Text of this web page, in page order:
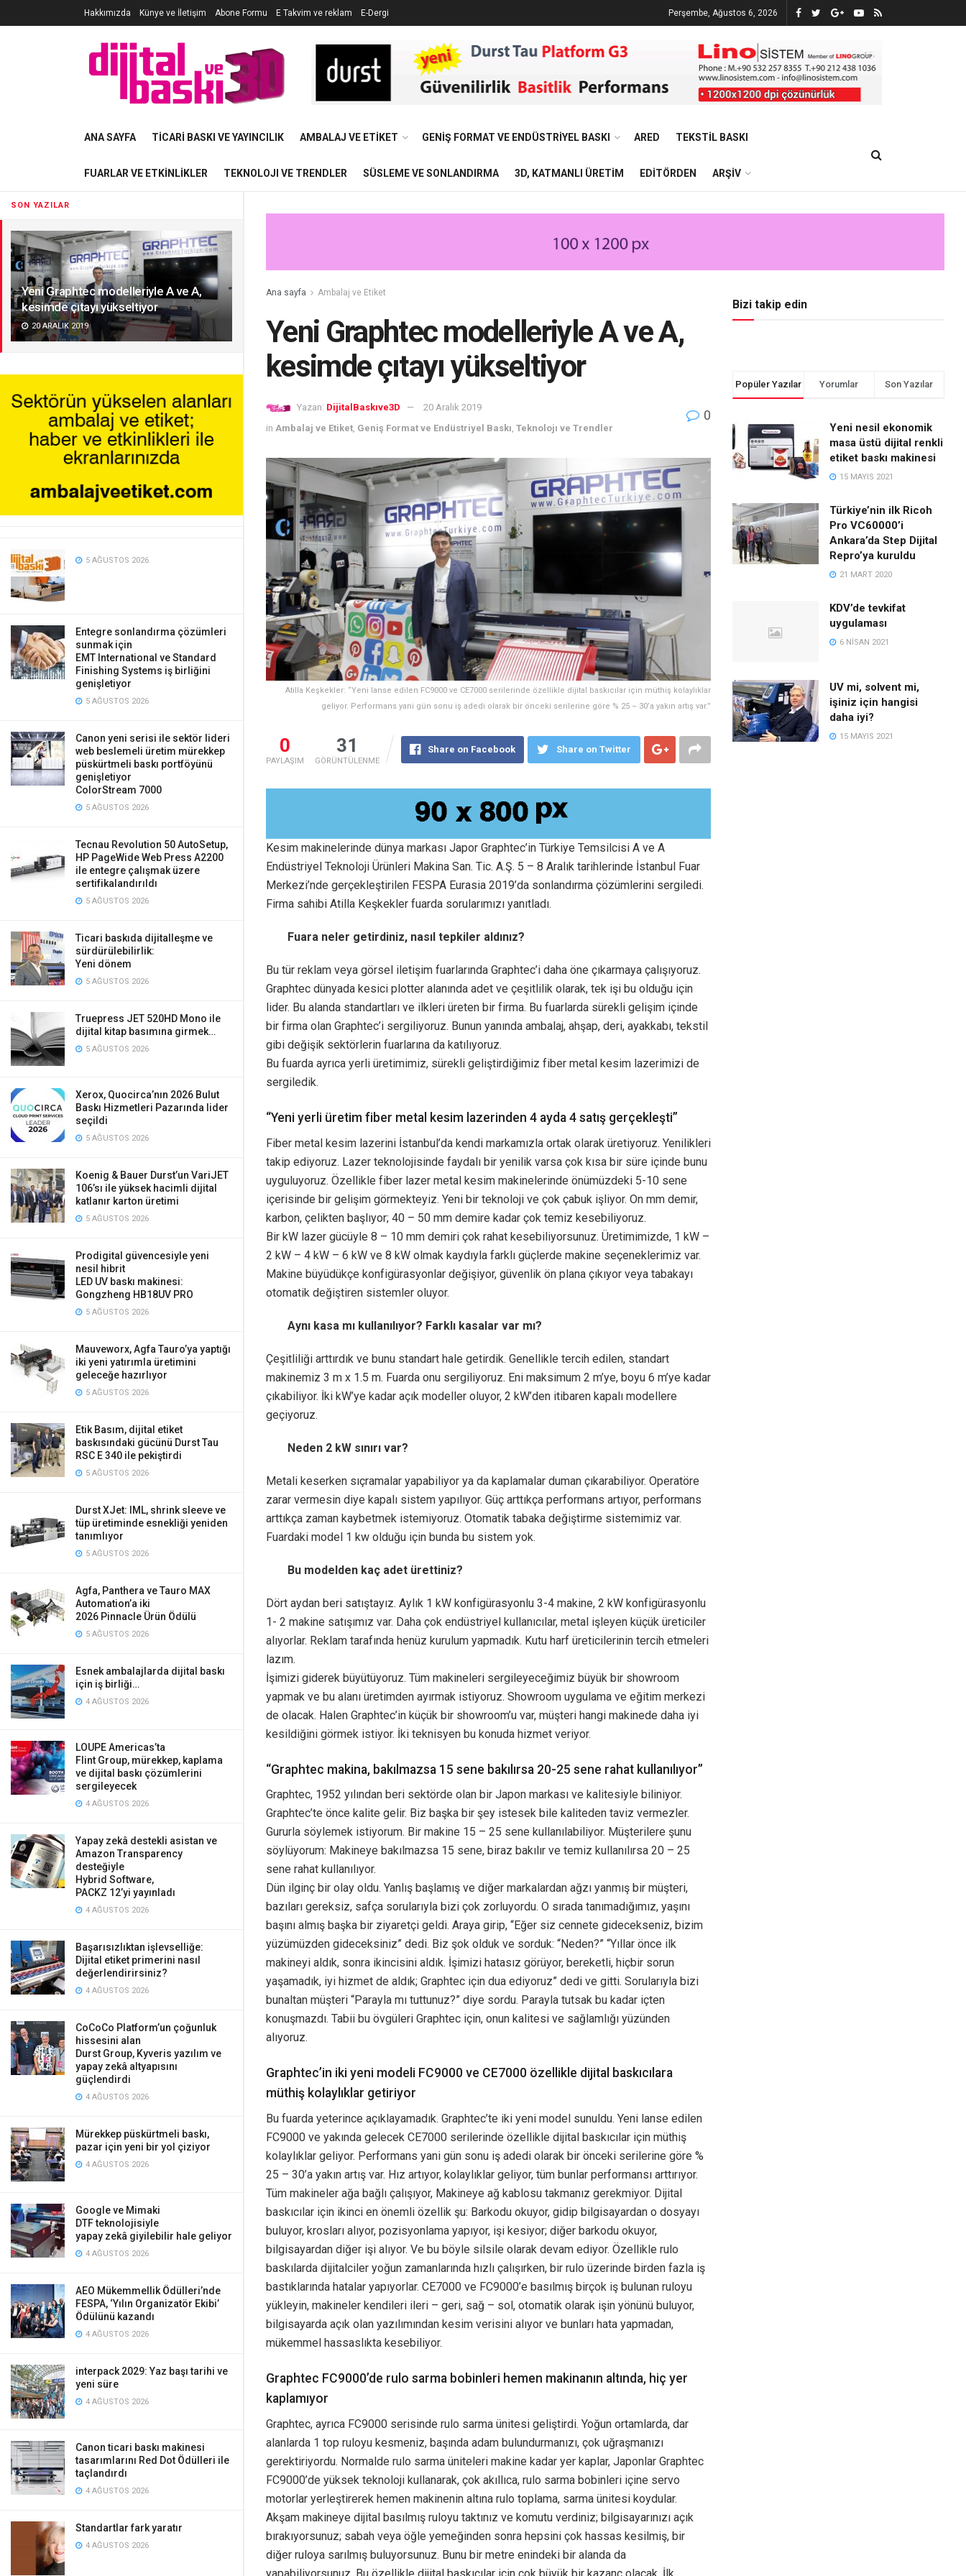
SON YAZILAR
Yeni Graphtec modelleriyle A ve A,
kesimde çıtayı yükseltiyor
20 ARALIK 2019
5 AĞUSTOS 2026
Entegre sonlandırma çözümleri
sunmak için
EMT International ve Standard
Finishing Systems iş birliğini
genişletiyor
5 AĞUSTOS 2026
Canon yeni serisi ile sektör lideri
web beslemeli üretim mürekkep
püskürtmeli baskı portföyünü
genişletiyor
ColorStream 7000
5 AĞUSTOS 2026
Tecnau Revolution 50 AutoSetup,
HP PageWide Web Press A2200
ile entegre çalışmak üzere
sertifikalandırıldı
5 AĞUSTOS 2026
Ticari baskıda dijitalleşme ve
sürdürülebilirlik:
Yeni dönem
5 AĞUSTOS 2026
Truepress JET 520HD Mono ile
dijital kitap basımına girmek…
5 AĞUSTOS 2026
Xerox, Quocirca’nın 2026 Bulut
Baskı Hizmetleri Pazarında lider
seçildi
5 AĞUSTOS 2026
Koenig & Bauer Durst’un VariJET
106’sı ile yüksek hacimli dijital
katlanır karton üretimi
5 AĞUSTOS 2026
Prodigital güvencesiyle yeni
nesil hibrit
LED UV baskı makinesi:
Gongzheng HB18UV PRO
5 AĞUSTOS 2026
Mauveworx, Agfa Tauro’ya yaptığı
iki yeni yatırımla üretimini
geleceğe hazırlıyor
5 AĞUSTOS 2026
Etik Basım, dijital etiket
baskısındaki gücünü Durst Tau
RSC E 340 ile pekiştirdi
5 AĞUSTOS 2026
Durst XJet: IML, shrink sleeve ve
tüp üretiminde esnekliği yeniden
tanımlıyor
5 AĞUSTOS 2026
Agfa, Panthera ve Tauro MAX
Automation’a iki
2026 Pinnacle Ürün Ödülü
5 AĞUSTOS 2026
Esnek ambalajlarda dijital baskı
için iş birliği…
4 AĞUSTOS 2026
LOUPE Americas’ta
Flint Group, mürekkep, kaplama
ve dijital baskı çözümlerini
sergileyecek
4 AĞUSTOS 2026
Yapay zekâ destekli asistan ve
Amazon Transparency
desteğiyle
Hybrid Software,
PACKZ 12’yi yayınladı
4 AĞUSTOS 2026
Başarısızlıktan işlevselliğe:
Dijital etiket primerini nasıl
değerlendirirsiniz?
4 AĞUSTOS 2026
CoCoCo Platform’un çoğunluk
hissesini alan
Durst Group, Kyveris yazılım ve
yapay zekâ altyapısını
güçlendirdi
4 AĞUSTOS 2026
Mürekkep püskürtmeli baskı,
pazar için yeni bir yol çiziyor
4 AĞUSTOS 2026
Google ve Mimaki
DTF teknolojisiyle
yapay zekâ giyilebilir hale geliyor
4 AĞUSTOS 2026
AEO Mükemmellik Ödülleri’nde
FESPA, ‘Yılın Organizatör Ekibi’
Ödülünü kazandı
4 AĞUSTOS 2026
interpack 2029: Yaz başı tarihi ve
yeni süre
4 AĞUSTOS 2026
Canon ticari baskı makinesi
tasarımlarını Red Dot Ödülleri ile
taçlandırdı
4 AĞUSTOS 2026
Standartlar fark yaratır
4 AĞUSTOS 2026
Hakkımızda Künye ve İletişim Abone Formu E Takvim ve reklam E-Dergi Perşembe, Ağustos 6, 2026
ANA SAYFA TICARI BASKI VE YAYINCILIK AMBALAJ VE ETIKET GENIŞ FORMAT VE ENDÜSTRIYEL BASKI ARED TEKSTIL BASKI
FUARLAR VE ETKINLIKLER TEKNOLOJI VE TRENDLER SÜSLEME VE SONLANDIRMA 3D, KATMANLI ÜRETIM EDITÖRDEN ARŞIV
Ana sayfa Ambalaj ve Etiket
Yeni Graphtec modelleriyle A ve A,
kesimde çıtayı yükseltiyor
Yazan: DijitalBaskıve3D
20 Aralık 2019
in Ambalaj ve Etiket, Geniş Format ve Endüstriyel Baskı, Teknolojı ve Trendler
0
Atilla Keşkekler: “Yeni lanse edilen FC9000 ve CE7000 serilerinde özellikle dijital baskıcılar için müthiş kolaylıklar
geliyor. Performans yani gün sonu iş adedi olarak bir önceki serilerine göre % 25 – 30’a yakın artış var.”
0
PAYLAŞIM
31
GÖRÜNTÜLENME
Share on Facebook Share on Twitter
Kesim makinelerinde dünya markası Japor Graphtec’in Türkiye Temsilcisi A ve A
Endüstriyel Teknoloji Ürünleri Makina San. Tic. A.Ş. 5 – 8 Aralık tarihlerinde İstanbul Fuar
Merkezi’nde gerçekleştirilen FESPA Eurasia 2019’da sonlandırma çözümlerini sergiledi.
Firma sahibi Atilla Keşkekler fuarda sorularımızı yanıtladı.
Fuara neler getirdiniz, nasıl tepkiler aldınız?
Bu tür reklam veya görsel iletişim fuarlarında Graphtec’i daha öne çıkarmaya çalışıyoruz.
Graphtec dünyada kesici plotter alanında adet ve çeşitlilik olarak, tek işi bu olduğu için
lider. Bu alanda standartları ve ilkleri üreten bir firma. Bu fuarlarda sürekli gelişim içinde
bir firma olan Graphtec’i sergiliyoruz. Bunun yanında ambalaj, ahşap, deri, ayakkabı, tekstil
gibi değişik sektörlerin fuarlarına da katılıyoruz.
Bu fuarda ayrıca yerli üretimimiz, sürekli geliştirdiğimiz fiber metal kesim lazerimizi de
sergiledik.
“Yeni yerli üretim fiber metal kesim lazerinden 4 ayda 4 satış gerçekleşti”
Fiber metal kesim lazerini İstanbul’da kendi markamızla ortak olarak üretiyoruz. Yenilikleri
takip ediyoruz. Lazer teknolojisinde faydalı bir yenilik varsa çok kısa bir süre içinde bunu
uyguluyoruz. Özellikle fiber lazer metal kesim makinelerinde önümüzdeki 5-10 sene
içerisinde bir gelişim görmekteyiz. Yeni bir teknoloji ve çok çabuk işliyor. On mm demir,
karbon, çelikten başlıyor; 40 – 50 mm demire kadar çok temiz kesebiliyoruz.
Bir kW lazer gücüyle 8 – 10 mm demiri çok rahat kesebiliyorsunuz. Üretimimizde, 1 kW –
2 kW – 4 kW – 6 kW ve 8 kW olmak kaydıyla farklı güçlerde makine seçeneklerimiz var.
Makine büyüdükçe konfigürasyonlar değişiyor, güvenlik ön plana çıkıyor veya tabakayı
otomatik değiştiren sistemler oluyor.
Aynı kasa mı kullanılıyor? Farklı kasalar var mı?
Çeşitliliği arttırdık ve bunu standart hale getirdik. Genellikle tercih edilen, standart
makinemiz 3 m x 1.5 m. Fuarda onu sergiliyoruz. Eni maksimum 2 m’ye, boyu 6 m’ye kadar
çıkabiliyor. İki kW’ye kadar açık modeller oluyor, 2 kW’den itibaren kapalı modellere
geçiyoruz.
Neden 2 kW sınırı var?
Metali keserken sıçramalar yapabiliyor ya da kaplamalar duman çıkarabiliyor. Operatöre
zarar vermesin diye kapalı sistem yapılıyor. Güç arttıkça performans artıyor, performans
arttıkça zaman kaybetmek istemiyoruz. Otomatik tabaka değiştirme sistemimiz var.
Fuardaki model 1 kw olduğu için bunda bu sistem yok.
Bu modelden kaç adet ürettiniz?
Dört aydan beri satıştayız. Aylık 1 kW konfigürasyonlu 3-4 makine, 2 kW konfigürasyonlu
1- 2 makine satışımız var. Daha çok endüstriyel kullanıcılar, metal işleyen küçük üreticiler
alıyorlar. Reklam tarafında henüz kurulum yapmadık. Kutu harf üreticilerinin tercih etmeleri
lazım.
İşimizi giderek büyütüyoruz. Tüm makineleri sergileyeceğimiz büyük bir showroom
yapmak ve bu alanı üretimden ayırmak istiyoruz. Showroom uygulama ve eğitim merkezi
de olacak. Halen Graphtec’in küçük bir showroom’u var, müşteri hangi makinede daha iyi
kesildiğini görmek istiyor. İki teknisyen bu konuda hizmet veriyor.
“Graphtec makina, bakılmazsa 15 sene bakılırsa 20-25 sene rahat kullanılıyor”
Graphtec, 1952 yılından beri sektörde olan bir Japon markası ve kalitesiyle biliniyor.
Graphtec’te önce kalite gelir. Biz başka bir şey istesek bile kaliteden taviz vermezler.
Gururla söylemek istiyorum. Bir makine 15 – 25 sene kullanılabiliyor. Müşterilere şunu
söylüyorum: Makineye bakılmazsa 15 sene, biraz bakılır ve temiz kullanılırsa 20 – 25
sene rahat kullanılıyor.
Dün ilginç bir olay oldu. Yanlış başlamış ve diğer markalardan ağzı yanmış bir müşteri,
bazıları gereksiz, safça sorularıyla bizi çok zorluyordu. O sırada tanımadığımız, yaşını
başını almış başka bir ziyaretçi geldi. Araya girip, “Eğer siz cennete gidecekseniz, bizim
yüzümüzden gideceksiniz” dedi. Biz şok olduk ve sorduk: “Neden?” “Yıllar önce ilk
makineyi aldık, sonra ikincisini aldık. İşimizi hatasız görüyor, bereketli, hiçbir sorun
yaşamadık, iyi hizmet de aldık; Graphtec için dua ediyoruz” dedi ve gitti. Sorularıyla bizi
bunaltan müşteri “Parayla mı tuttunuz?” diye sordu. Parayla tutsak bu kadar içten
konuşmazdı. Tabii bu övgüleri Graphtec için, onun kalitesi ve sağlamlığı yüzünden
alıyoruz.
Graphtec’in iki yeni modeli FC9000 ve CE7000 özellikle dijital baskıcılara
müthiş kolaylıklar getiriyor
Bu fuarda yeterince açıklayamadık. Graphtec’te iki yeni model sunuldu. Yeni lanse edilen
FC9000 ve yakında gelecek CE7000 serilerinde özellikle dijital baskıcılar için müthiş
kolaylıklar geliyor. Performans yani gün sonu iş adedi olarak bir önceki serilerine göre %
25 – 30’a yakın artış var. Hız artıyor, kolaylıklar geliyor, tüm bunlar performansı arttırıyor.
Tüm makineler ağa bağlı çalışıyor, Makineye ağ kablosu takmanız gerekmiyor. Dijital
baskıcılar için ikinci en önemli özellik şu: Barkodu okuyor, gidip bilgisayardan o dosyayı
buluyor, krosları alıyor, pozisyonlama yapıyor, işi kesiyor; diğer barkodu okuyor,
bilgisayardan diğer işi alıyor. Ve bu böyle silsile olarak devam ediyor. Özellikle rulo
baskılarda dijitalciler yoğun zamanlarında hızlı çalışırken, bir rulo üzerinde birden fazla iş
bastıklarında hatalar yapıyorlar. CE7000 ve FC9000’e basılmış birçok iş bulunan ruloyu
yükleyin, makineler kendileri ileri – geri, sağ – sol, otomatik olarak işin yönünü buluyor,
bilgisayarda açık olan yazılımından kesim verisini alıyor ve bunları hata yapmadan,
mükemmel hassaslıkta kesebiliyor.
Graphtec FC9000’de rulo sarma bobinleri hemen makinanın altında, hiç yer
kaplamıyor
Graphtec, ayrıca FC9000 serisinde rulo sarma ünitesi geliştirdi. Yoğun ortamlarda, dar
alanlarda 1 top ruloyu kesmeniz, başında adam bulundurmanızı, çok uğraşmanızı
gerektiriyordu. Normalde rulo sarma üniteleri makine kadar yer kaplar, Japonlar Graphtec
FC9000’de yüksek teknoloji kullanarak, çok akıllıca, rulo sarma bobinleri içine servo
motorlar yerleştirerek hemen makinenin altına rulo toplama, sarma ünitesi koydular.
Akşam makineye dijital basılmış ruloyu taktınız ve komutu verdiniz; bilgisayarınızı açık
bırakıyorsunuz; sabah veya öğle yemeğinden sonra hepsini çok hassas kesilmiş, bir
diğer ruloya sarılmış buluyorsunuz. Bunu bir metre enindeki bir alanda da
Bizi takip edin
Popüler Yazılar Yorumlar Son Yazılar
Yeni nesil ekonomik
masa üstü dijital renkli
etiket baskı makinesi
15 MAYIS 2021
Türkiye’nin ilk Ricoh
Pro VC60000’i
Ankara’da Step Dijital
Repro’ya kuruldu
21 MART 2020
KDV’de tevkifat
uygulaması
6 NISAN 2021
UV mi, solvent mi,
işiniz için hangisi
daha iyi?
15 MAYIS 2021